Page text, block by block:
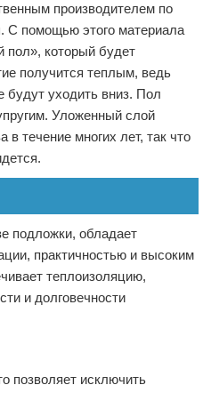
производителем по
С помощью этого материала
пол», который будет
получится теплым, ведь
уходить вниз. Пол
Уложенный слой
в течение многих лет, так что
подложки, обладает
практичностью и высоким
теплоизоляцию,
и долговечности
позволяет исключить